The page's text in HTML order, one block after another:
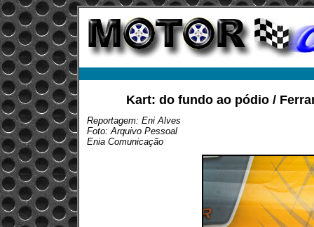
Kart: do fundo ao pódio /
Reportagem: Eni Alves
Foto: Arquivo Pessoal
Enia Comunicação